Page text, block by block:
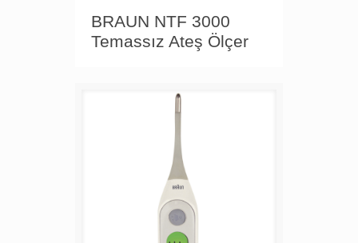
BRAUN NTF 3000
Temassız Ateş Ölçer